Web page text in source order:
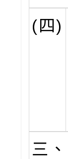
(四)
三、